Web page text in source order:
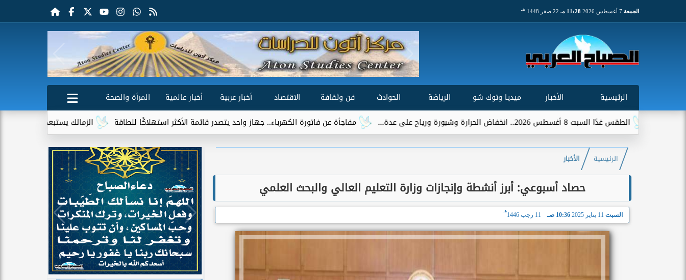
الجمعة 11:28 مـ 22 صفر 1448 هـ
الرئيسية الأخبار ميديا وتوك شو الرياضة الحوادث فن وثقافة الاقتصاد أخبار عربية أخبار عالمية
المرأة والصحة
الزمالك يستبعد 4 لاعبين شباب من حساباته في الموسم الجديد
مفاجأة عن فاتورة الكهرباء.. جهاز واحد يتصدر قائمة الأكثر استهلاكًا للطاقة الطقس غدًا السبت 8 أغسطس 2026.. انخفاض الحرارة وشبورة ورياح على عدة...
الرئيسية الأخبار
حصاد أسبوعي: أبرز أنشطة وإنجازات وزارة التعليم العالي والبحث العلمي
السبت 10:36 صـ 11 رجب 1446
هـ